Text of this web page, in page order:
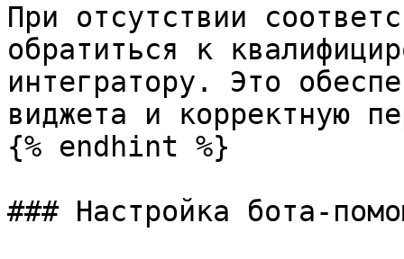
При отсутствии
обратиться к
интегратору. Это
виджета и корректную
{% endhint %}
### Настройка бота-